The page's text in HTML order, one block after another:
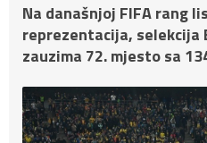
Na današnjoj FIFA rang
reprezentacija, selekcija
zauzima 72. mjesto sa